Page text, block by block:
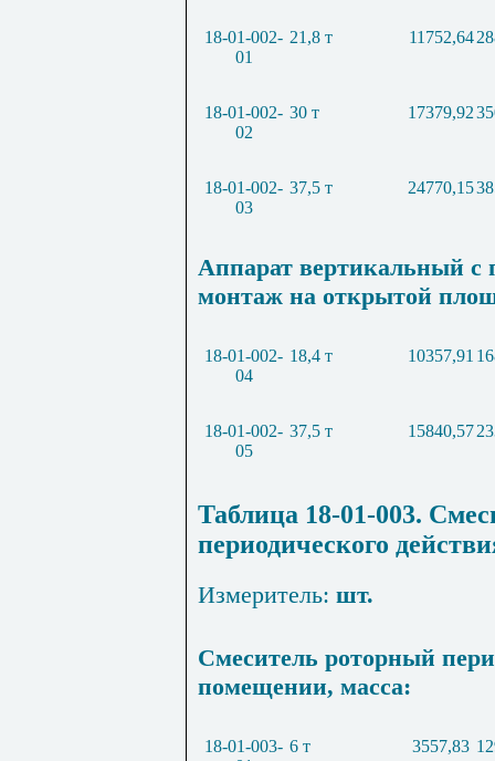
18-01-002-
01
21,8 т 11752,64
18-01-002-
02
30 т 17379,92
18-01-002-
03
37,5 т 24770,15
Аппарат вертикальный
монтаж на открытой
18-01-002-
04
18,4 т 10357,91
18-01-002-
05
37,5 т 15840,57
Таблица 18-01-003.
периодического
Измеритель: шт.
Смеситель роторный
помещении, масса:
18-01-003- 6 т 3557,83